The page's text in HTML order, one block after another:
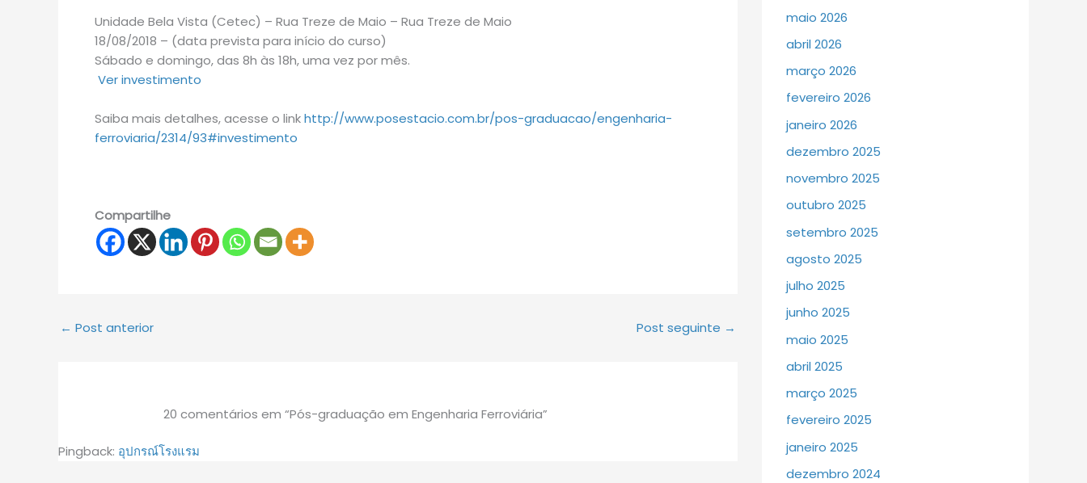
Unidade Bela Vista (Cetec) – Rua Treze de Maio – Rua Treze de Maio
18/08/2018 – (data prevista para início do curso)
Sábado e domingo, das 8h às 18h, uma vez por mês.
Ver investimento
Saiba mais detalhes, acesse o linkhttp://www.posestacio.com.br/pos-graduacao/engenharia-
ferroviaria/2314/93#investimento
Compartilhe
← Post anterior Post seguinte →
20 comentários em “Pós-graduação em Engenharia Ferroviária”
Pingback: อุปกรณ์โรงแรม
maio 2026
abril 2026
março 2026
fevereiro 2026
janeiro 2026
dezembro 2025
novembro 2025
outubro 2025
setembro 2025
agosto 2025
julho 2025
junho 2025
maio 2025
abril 2025
março 2025
fevereiro 2025
janeiro 2025
dezembro 2024